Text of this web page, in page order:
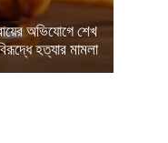
অভিযোগে শেখ
হত্যার মামলা